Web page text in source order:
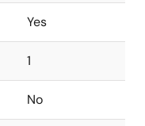
Yes
1
No